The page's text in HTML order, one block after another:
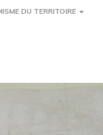
DU TERRITOIRE